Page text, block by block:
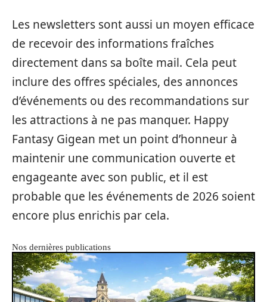
Les newsletters sont aussi un moyen efficace
de recevoir des informations fraîches
directement dans sa boîte mail. Cela peut
inclure des offres spéciales, des annonces
d’événements ou des recommandations sur
les attractions à ne pas manquer. Happy
Fantasy Gigean met un point d’honneur à
maintenir une communication ouverte et
engageante avec son public, et il est
probable que les événements de 2026 soient
encore plus enrichis par cela.
Nos dernières publications